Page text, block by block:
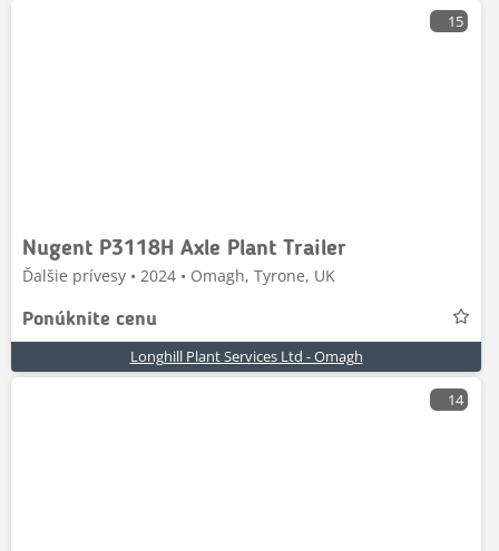
15
Nugent P3118H Axle Plant Trailer
Ďalšie prívesy • 2024 • Omagh, Tyrone, UK
Ponúknite cenu
Longhill Plant Services Ltd - Omagh
14